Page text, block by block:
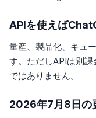
APIを使えば
量産、製品化、キュ
す。ただしAPIは別
ではありません。
2026年7月8日の